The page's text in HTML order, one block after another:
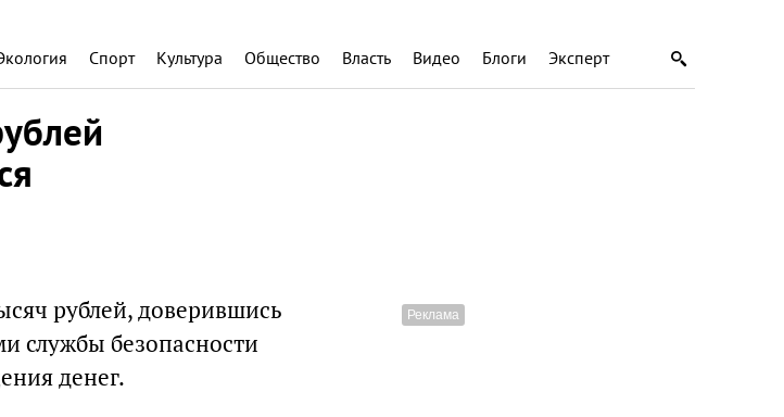
Спорт Культура Общество Власть Видео Блоги Эксперт
рублей, доверившись
службы безопасности
денег.